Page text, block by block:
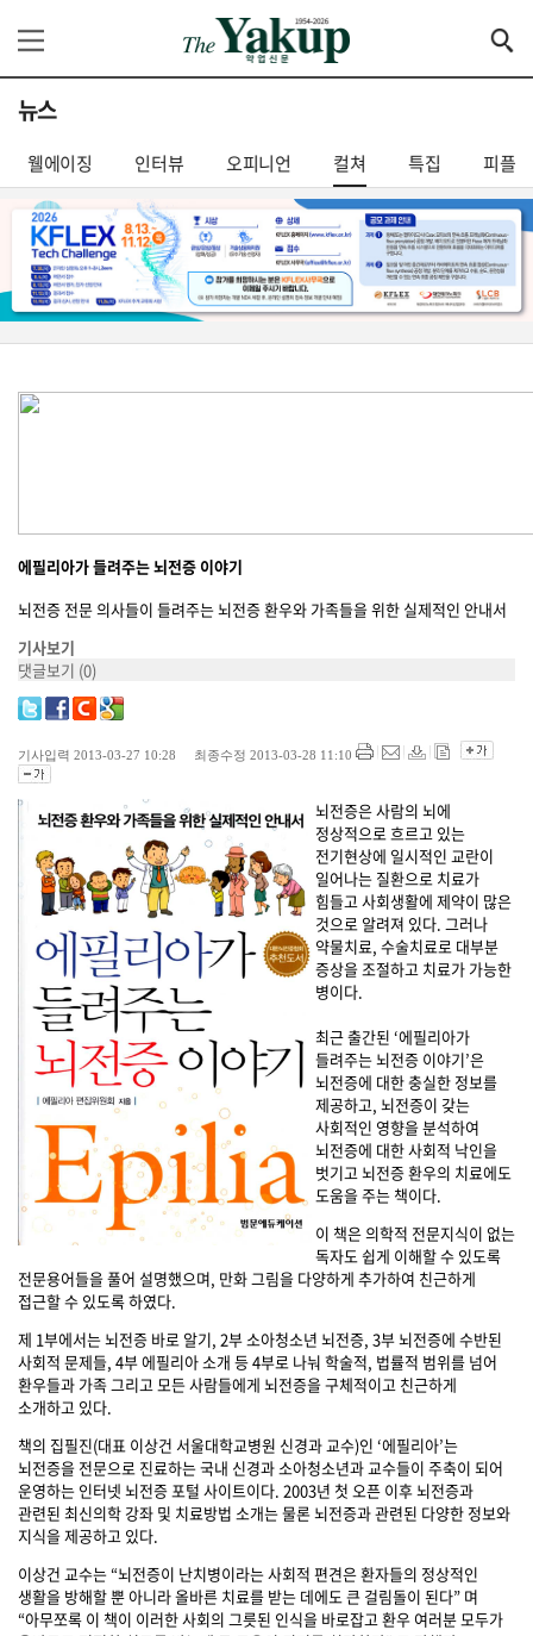
뉴스
웰에이징 인터뷰 오피니언 컬쳐 특집 피플
에필리아가 들려주는 뇌전증 이야기
뇌전증 전문 의사들이 들려주는 뇌전증 환우와 가족들을 위한 실제적인 안내서
기사보기
댓글보기 (0)
기사입력 2013-03-27 10:28 최종수정 2013-03-28 11:10
뇌전증은 사람의 뇌에
정상적으로 흐르고 있는
전기현상에 일시적인 교란이
일어나는 질환으로 치료가
힘들고 사회생활에 제약이 많은
것으로 알려져 있다. 그러나
약물치료, 수술치료로 대부분
증상을 조절하고 치료가 가능한
병이다.
최근 출간된 ‘에필리아가
들려주는 뇌전증 이야기’은
뇌전증에 대한 충실한 정보를
제공하고, 뇌전증이 갖는
사회적인 영향을 분석하여
뇌전증에 대한 사회적 낙인을
벗기고 뇌전증 환우의 치료에도
도움을 주는 책이다.
이 책은 의학적 전문지식이 없는
독자도 쉽게 이해할 수 있도록
전문용어들을 풀어 설명했으며, 만화 그림을 다양하게 추가하여 친근하게
접근할 수 있도록 하였다.
제 1부에서는 뇌전증 바로 알기, 2부 소아청소년 뇌전증, 3부 뇌전증에 수반된
사회적 문제들, 4부 에필리아 소개 등 4부로 나눠 학술적, 법률적 범위를 넘어
환우들과 가족 그리고 모든 사람들에게 뇌전증을 구체적이고 친근하게
소개하고 있다.
책의 집필진(대표 이상건 서울대학교병원 신경과 교수)인 ‘에필리아’는
뇌전증을 전문으로 진료하는 국내 신경과 소아청소년과 교수들이 주축이 되어
운영하는 인터넷 뇌전증 포털 사이트이다. 2003년 첫 오픈 이후 뇌전증과
관련된 최신의학 강좌 및 치료방법 소개는 물론 뇌전증과 관련된 다양한 정보와
지식을 제공하고 있다.
이상건 교수는 “뇌전증이 난치병이라는 사회적 편견은 환자들의 정상적인
생활을 방해할 뿐 아니라 올바른 치료를 받는 데에도 큰 걸림돌이 된다” 며
“아무쪼록 이 책이 이러한 사회의 그릇된 인식을 바로잡고 환우 여러분 모두가